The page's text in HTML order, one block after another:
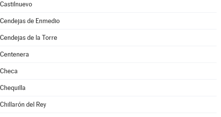
Castilnuevo
Cendejas de Enmedio
Cendejas de la Torre
Centenera
Checa
Chequilla
Chillarón del Rey